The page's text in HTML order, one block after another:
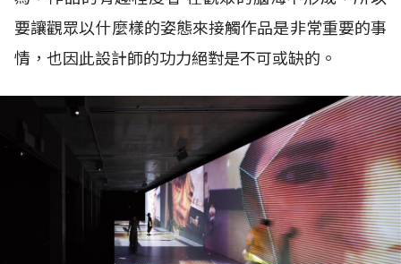
要讓觀眾以什麼樣的姿態來接觸作品是非常重要的事
情，也因此設計師的功力絕對是不可或缺的。